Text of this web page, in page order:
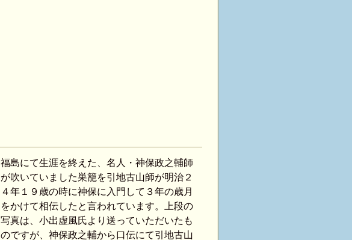
福島にて生涯を終えた、名人・神保政之輔師
が吹いていました巣籠を引地古山師が明治２
４年１９歳の時に神保に入門して３年の歳月
をかけて相伝したと言われています。上段の
写真は、小出虚風氏より送っていただいたも
のですが、神保政之輔から口伝にて引地古山